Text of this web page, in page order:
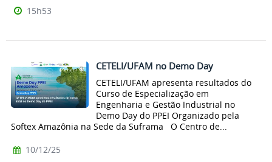
15h53
CETELI/UFAM no Demo Day
CETELI/UFAM apresenta resultados do
Curso de Especialização em
Engenharia e Gestão Industrial no
Demo Day do PPEI Organizado pela
Softex Amazônia na Sede da Suframa O Centro de...
10/12/25